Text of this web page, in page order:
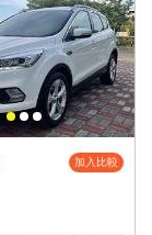
加入比較